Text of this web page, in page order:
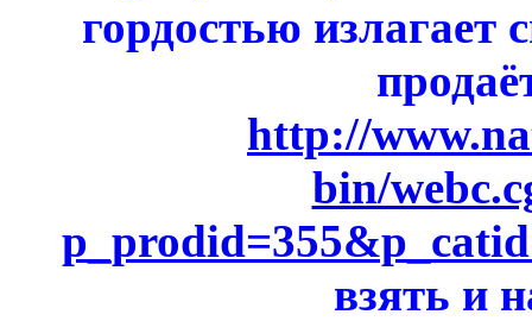
гордостью излагает
http://
bin/
взять и